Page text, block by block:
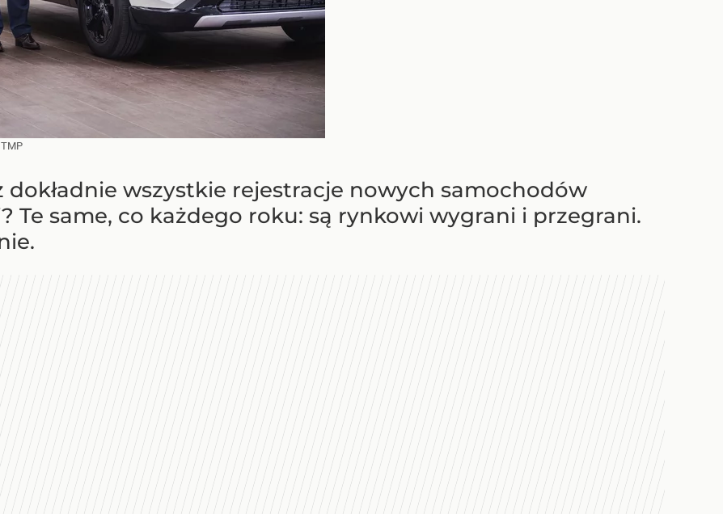
TMP
wszystkie rejestracje nowych samochodów
Te same, co każdego roku: są rynkowi wygrani i przegrani.